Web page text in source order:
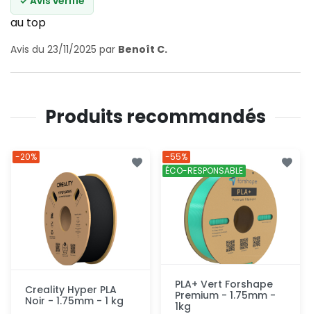
au top
Avis du 23/11/2025 par Benoît C.
Produits recommandés
Creality Hyper PLA
Noir - 1.75mm - 1 kg
-20%
PLA+ Vert Forshape
Premium - 1.75mm -
1kg
-55%
ÉCO-RESPONSABLE